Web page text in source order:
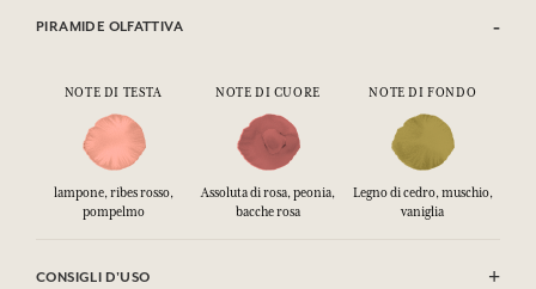
PIRAMIDE OLFATTIVA
NOTE DI TESTA NOTE DI CUORE NOTE DI FONDO
lampone, ribes rosso,
pompelmo
Assoluta di rosa, peonia,
bacche rosa
Legno di cedro, muschio,
vaniglia
CONSIGLI D'USO